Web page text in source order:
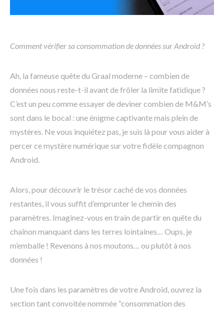
Comment vérifier sa consommation de données sur Android ?
Ah, la fameuse quête du Graal moderne – combien de
données nous reste-t-il avant de frôler la limite fatidique ?
C’est un peu comme essayer de deviner combien de M&M’s
sont dans le bocal : une énigme captivante mais plein de
mystères. Ne vous inquiétez pas, je suis là pour vous aider à
percer ce mystère numérique sur votre fidèle compagnon
Android.
Alors, pour découvrir le trésor caché de vos données
restantes, il vous suffit d’emprunter le chemin des
paramètres. Imaginez-vous en train de partir en quête du
chaînon manquant dans les terres lointaines… Oups, je
m’emballe ! Revenons à nos moutons… ou plutôt à nos
données !
Une fois dans les paramètres de votre Android, ouvrez la
section tant convoitée nommée “consommation des